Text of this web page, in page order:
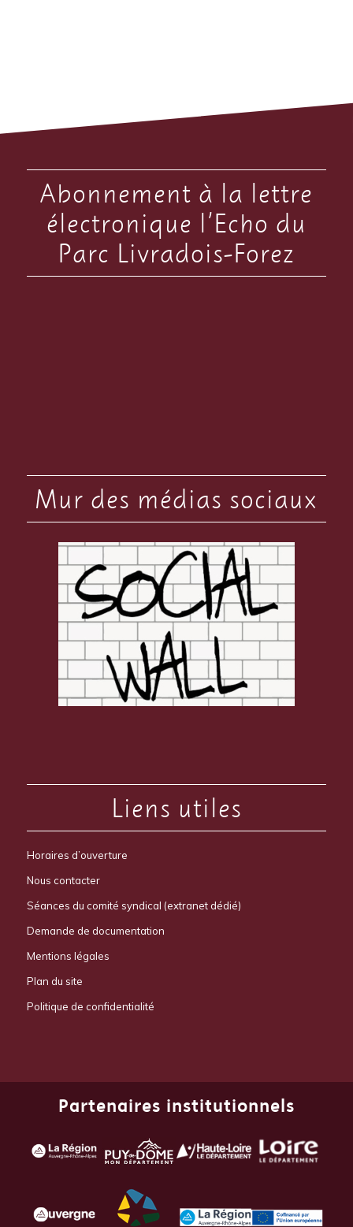
Abonnement à la lettre
électronique l’Echo du
Parc Livradois-Forez
Mur des médias sociaux
Liens utiles
Horaires d’ouverture
Nous contacter
Séances du comité syndical (extranet dédié)
Demande de documentation
Mentions légales
Plan du site
Politique de confidentialité
Partenaires institutionnels